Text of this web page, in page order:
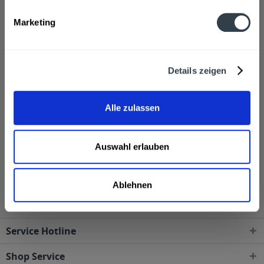
Marketing
Details zeigen
Alle zulassen
Auswahl erlauben
Ablehnen
Sektkellerei hergestellt. Sekt wird  im Gegensatz zu
normalem Wein  zweimal vergoren. Nach der ersten
passiert das Entscheidende: Es kommen noch etwas
verschlossen ist, kann die entstehende Kohlensäure
nicht entweichen und es entsteht das köstliche Prickeln.
Sekt wird in den folgenden Regionen, Städten, Orten
und Postleitzahl-Gebieten geliefert
Service Hotline
Shop Service